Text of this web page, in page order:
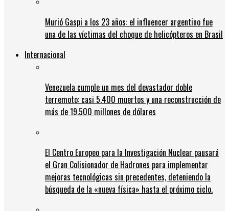
Murió Gaspi a los 23 años: el influencer argentino fue
una de las víctimas del choque de helicópteros en Brasil
Internacional
Venezuela cumple un mes del devastador doble
terremoto: casi 5.400 muertos y una reconstrucción de
más de 19.500 millones de dólares
El Centro Europeo para la Investigación Nuclear pausará
el Gran Colisionador de Hadrones para implementar
mejoras tecnológicas sin precedentes, deteniendo la
búsqueda de la «nueva física» hasta el próximo ciclo.